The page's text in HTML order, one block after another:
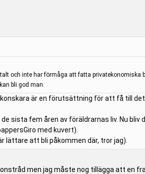
och inte har förmåga att fatta privatekonomiska
bli god man.
är en förutsättning för att få till
sista fem åren av föräldrarnas liv. Nu
med kuvert).
lättare att bli påkommen där, tror jag).
men jag måste nog tillägga att en